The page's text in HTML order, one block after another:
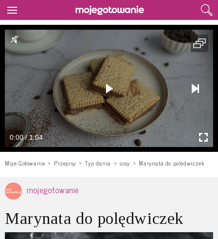
0:00 / 1:04
Moje Gotowanie Przepisy Typ dania sosy Marynata do polędwiczek
mojegotowanie
Marynata do polędwiczek